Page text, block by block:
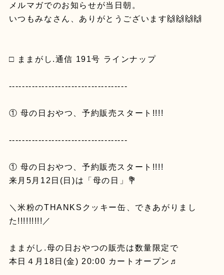
メルマガでのお知らせが当日朝。
いつもみなさん、ありがとうございます🙌🙌🙌🙌
□ ままがし.通信 191号 ラインナップ
------------------------------------
① 母の日おやつ、予約販売スタート!!!!
------------------------------------
① 母の日おやつ、予約販売スタート!!!!
来月5月12日(日)は「母の日」💐
＼米粉のTHANKSクッキー缶、できあがりまし
た!!!!!!!!!／
ままがし.母の日おやつの販売は数量限定で
本日４月18日(金) 20:00 カートオープン♬